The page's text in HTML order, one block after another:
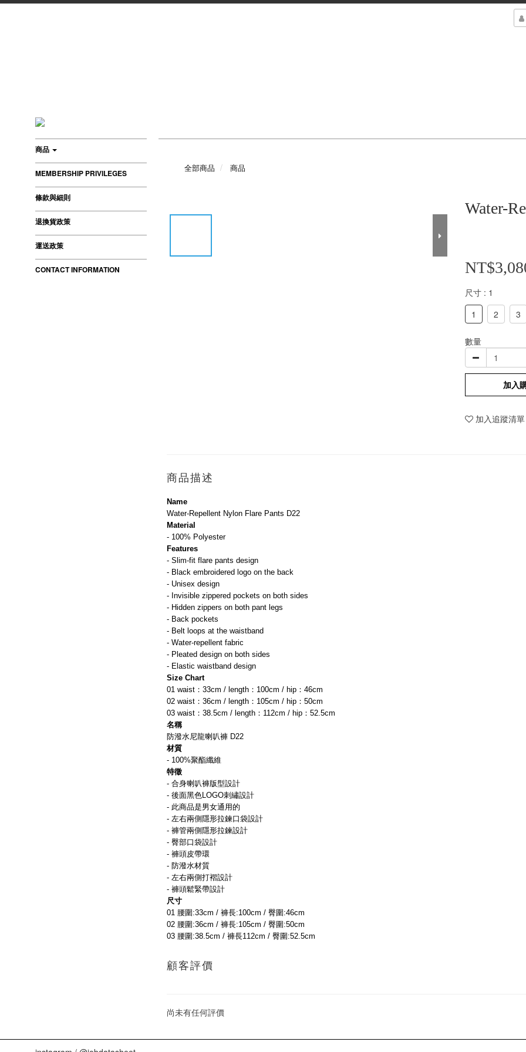
商品
MEMBERSHIP PRIVILEGES
條款與細則
退換貨政策
運送政策
CONTACT INFORMATION
全部商品 商品
Water-
尺寸 : 1
1
2 3
數量
加入
加入追蹤清單
商品描述
Name
Water-Repellent Nylon Flare Pants D22
Material
- 100% Polyester
Features
- Slim-fit flare pants design
- Black embroidered logo on the back
- Unisex design
- Invisible zippered pockets on both sides
- Hidden zippers on both pant legs
- Back pockets
- Belt loops at the waistband
- Water-repellent fabric
- Pleated design on both sides
- Elastic waistband design
Size Chart
01 waist：33cm / length：100cm / hip：46cm
02 waist：36cm / length：105cm / hip：50cm
03 waist：38.5cm / length：112cm / hip：52.5cm
名稱
防潑水尼龍喇叭褲 D22
材質
- 100%聚酯纖維
特徵
- 合身喇叭褲版型設計
- 後面黑色LOGO刺繡設計
- 此商品是男女通用的
- 左右兩側隱形拉鍊口袋設計
- 褲管兩側隱形拉鍊設計
- 臀部口袋設計
- 褲頭皮帶環
- 防潑水材質
- 左右兩側打褶設計
- 褲頭鬆緊帶設計
尺寸
01 腰圍:33cm / 褲長:100cm / 臀圍:46cm
02 腰圍:36cm / 褲長:105cm / 臀圍:50cm
03 腰圍:38.5cm / 褲長112cm / 臀圍:52.5cm
顧客評價
尚未有任何評價